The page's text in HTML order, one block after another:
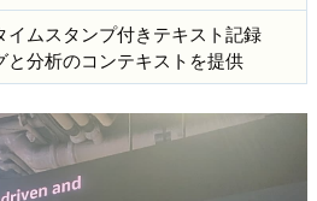
イムスタンプ付きテキスト記録
と分析のコンテキストを提供